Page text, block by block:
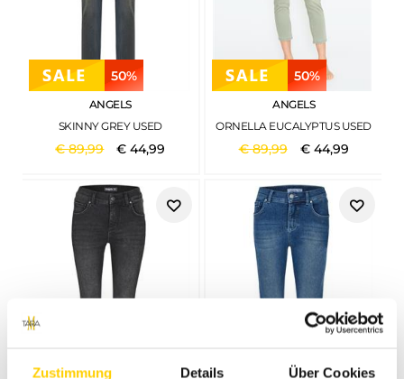
Zustimmung Details Über Cookies
50%
ANGELS
SKINNY GREY USED
€89,99 €44,99
50%
ANGELS
ORNELLA EUCALYPTUS USED
€89,99 € 44,99